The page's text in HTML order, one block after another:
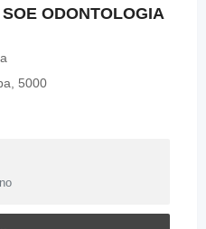
ODONTOLOGIA
5000